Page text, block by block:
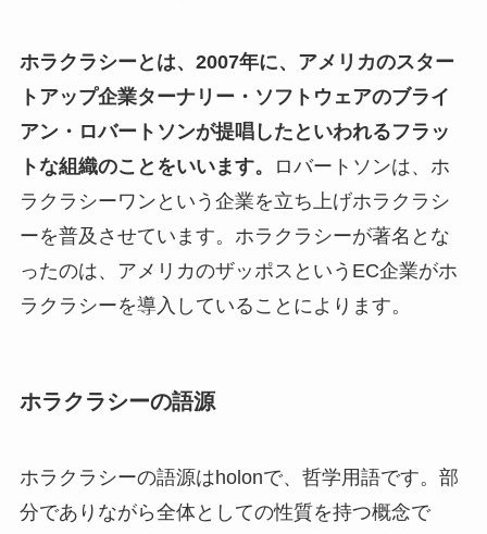
ホラクラシーとは、2007年に、アメリカのスター
トアップ企業ターナリー・ソフトウェアのブライ
アン・ロバートソンが提唱したといわれるフラッ
トな組織のことをいいます。
ロバートソンは、ホ
ラクラシーワンという企業を立ち上げホラクラシ
ーを普及させています。ホラクラシーが著名とな
ったのは、アメリカのザッポスというEC企業がホ
ラクラシーを導入していることによります。
ホラクラシーの語源
ホラクラシーの語源はholonで、哲学用語です。部
分でありながら全体としての性質を持つ概念で